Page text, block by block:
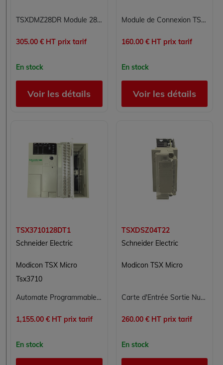
TSXDMZ28DR Module 28 entrées/sorties numériques Carte 28E/S 16E 12S Modicon TSX Micro Schneider Electric
305.00 € HT prix tarif
En stock
Voir les détails
Module de Connexion TSXCCPH15 SCHNEIDER pour Systèmes de Contrôle Industriel
160.00 € HT prix tarif
En stock
Voir les détails
TSX3710128DT1
Schneider Electric
Modicon TSX Micro
Tsx3710
Automate Programmable Schneider TSX3710128DT1 - Gamme TSX Micro 14K Mots
1,155.00 € HT prix tarif
En stock
TSXDSZ04T22
Schneider Electric
Modicon TSX Micro
Carte d'Entrée Sortie Numérique Schneider Electric TSXDSZ04T22 pour Contrôle Commande
260.00 € HT prix tarif
En stock